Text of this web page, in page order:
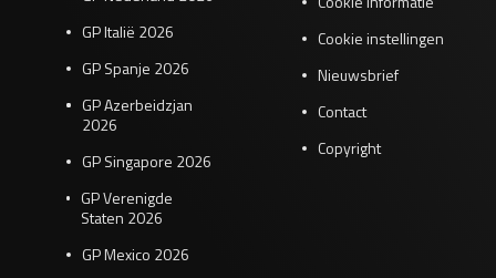
GP Italië 2026
GP Spanje 2026
GP Azerbeidzjan
2026
GP Singapore 2026
GP Verenigde
Staten 2026
GP Mexico 2026
Cookie instellingen
Nieuwsbrief
Contact
Copyright